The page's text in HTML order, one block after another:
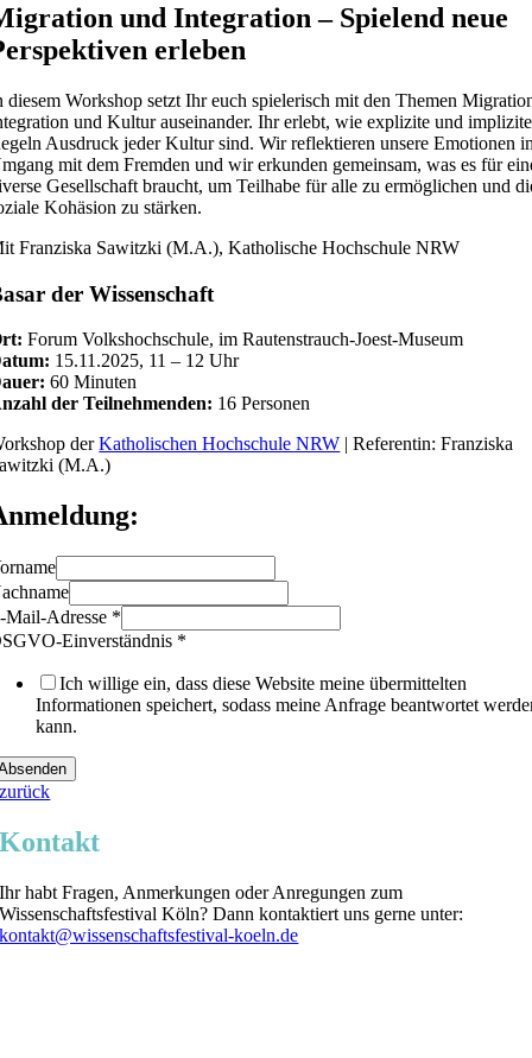
und Integration – Spielend neue
erleben
diesem Workshop setzt Ihr euch spielerisch mit den Themen
und Kultur auseinander. Ihr erlebt, wie explizite und implizite
Ausdruck jeder Kultur sind. Wir reflektieren unsere Emotionen
mit dem Fremden und wir erkunden gemeinsam, was es für
Gesellschaft braucht, um Teilhabe für alle zu ermöglichen und
Kohäsion zu stärken.
Franziska Sawitzki (M.A.), Katholische Hochschule NRW
der Wissenschaft
Forum Volkshochschule, im Rautenstrauch-Joest-Museum
15.11.2025, 11 – 12 Uhr
60 Minuten
der Teilnehmenden: 16 Personen
derKatholischen Hochschule NRW | Referentin: Franziska
(M.A.)
Mail-Adresse *
Einverständnis *
Ich willige ein, dass diese Website meine übermittelten
Informationen speichert, sodass meine Anfrage beantwortet
kann.
zurück
Kontakt
Ihr habt Fragen, Anmerkungen oder Anregungen zum
Wissenschaftsfestival Köln? Dann kontaktiert uns gerne unter:
kontakt@wissenschaftsfestival-koeln.de